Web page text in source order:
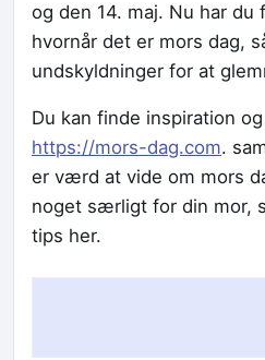
og den 14. maj. Nu har du
hvornår det er mors dag,
undskyldninger for at
Du kan finde inspiration
https://mors-dag.com.
er værd at vide om mors
noget særligt for din mor,
tips her.